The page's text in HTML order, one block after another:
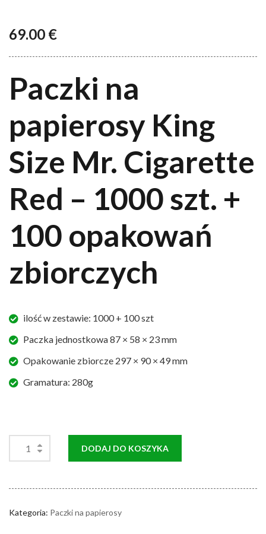
69.00 €
Paczki na
papierosy King
Size Mr. Cigarette
Red – 1000 szt. +
100 opakowań
zbiorczych
ilość w zestawie: 1000 + 100 szt
Paczka jednostkowa 87 × 58 × 23 mm
Opakowanie zbiorcze 297 × 90 × 49 mm
Gramatura: 280g
DODAJ DO KOSZYKA
Kategoria: Paczki na papierosy